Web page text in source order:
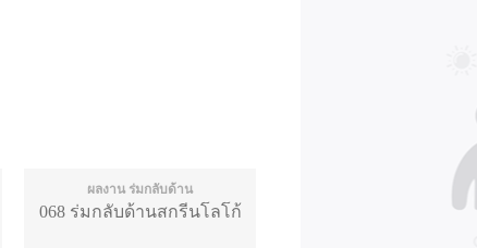
ผลงาน ร่มกลับด้าน
068 ร่มกลับด้านสกรีนโลโก้